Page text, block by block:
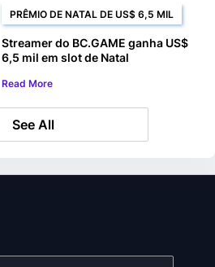
PRÊMIO DE NATAL DE US$ 6,5 MIL
Streamer do BC.GAME ganha US$
6,5 mil em slot de Natal
Read More
See All